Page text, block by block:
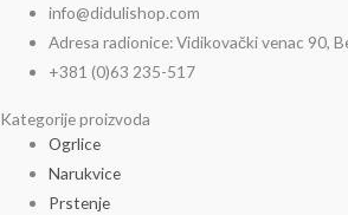
info@didulishop.com
Adresa radionice: Vidikovački venac 90,
+381 (0)63 235-517
Kategorije proizvoda
Ogrlice
Narukvice
Prstenje